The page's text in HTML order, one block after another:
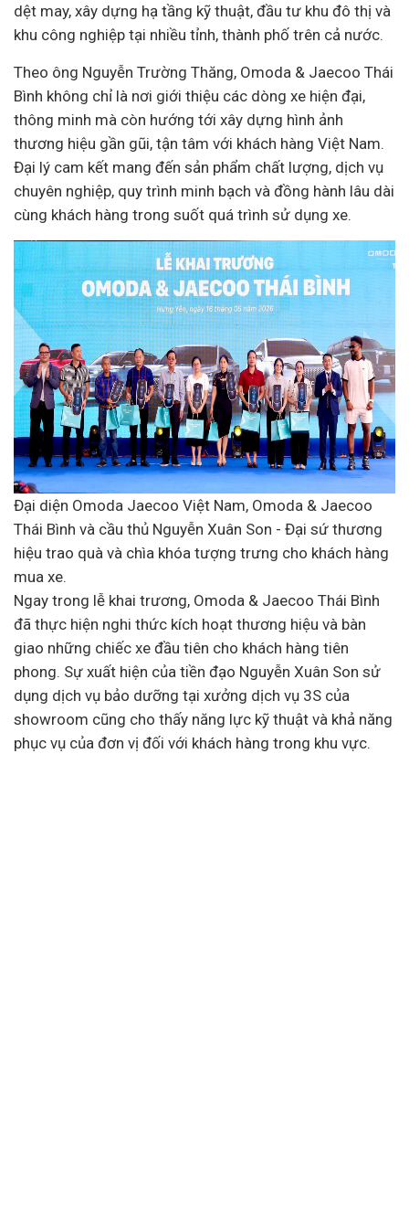
dệt may, xây dựng hạ tầng kỹ thuật, đầu tư khu đô thị và
khu công nghiệp tại nhiều tỉnh, thành phố trên cả nước.
Theo ông Nguyễn Trường Thăng, Omoda & Jaecoo Thái
Bình không chỉ là nơi giới thiệu các dòng xe hiện đại,
thông minh mà còn hướng tới xây dựng hình ảnh
thương hiệu gần gũi, tận tâm với khách hàng Việt Nam.
Đại lý cam kết mang đến sản phẩm chất lượng, dịch vụ
chuyên nghiệp, quy trình minh bạch và đồng hành lâu dài
cùng khách hàng trong suốt quá trình sử dụng xe.
Đại diện Omoda Jaecoo Việt Nam, Omoda & Jaecoo
Thái Bình và cầu thủ Nguyễn Xuân Son - Đại sứ thương
hiệu trao quà và chìa khóa tượng trưng cho khách hàng
mua xe.
Ngay trong lễ khai trương, Omoda & Jaecoo Thái Bình
đã thực hiện nghi thức kích hoạt thương hiệu và bàn
giao những chiếc xe đầu tiên cho khách hàng tiên
phong. Sự xuất hiện của tiền đạo Nguyễn Xuân Son sử
dụng dịch vụ bảo dưỡng tại xưởng dịch vụ 3S của
showroom cũng cho thấy năng lực kỹ thuật và khả năng
phục vụ của đơn vị đối với khách hàng trong khu vực.